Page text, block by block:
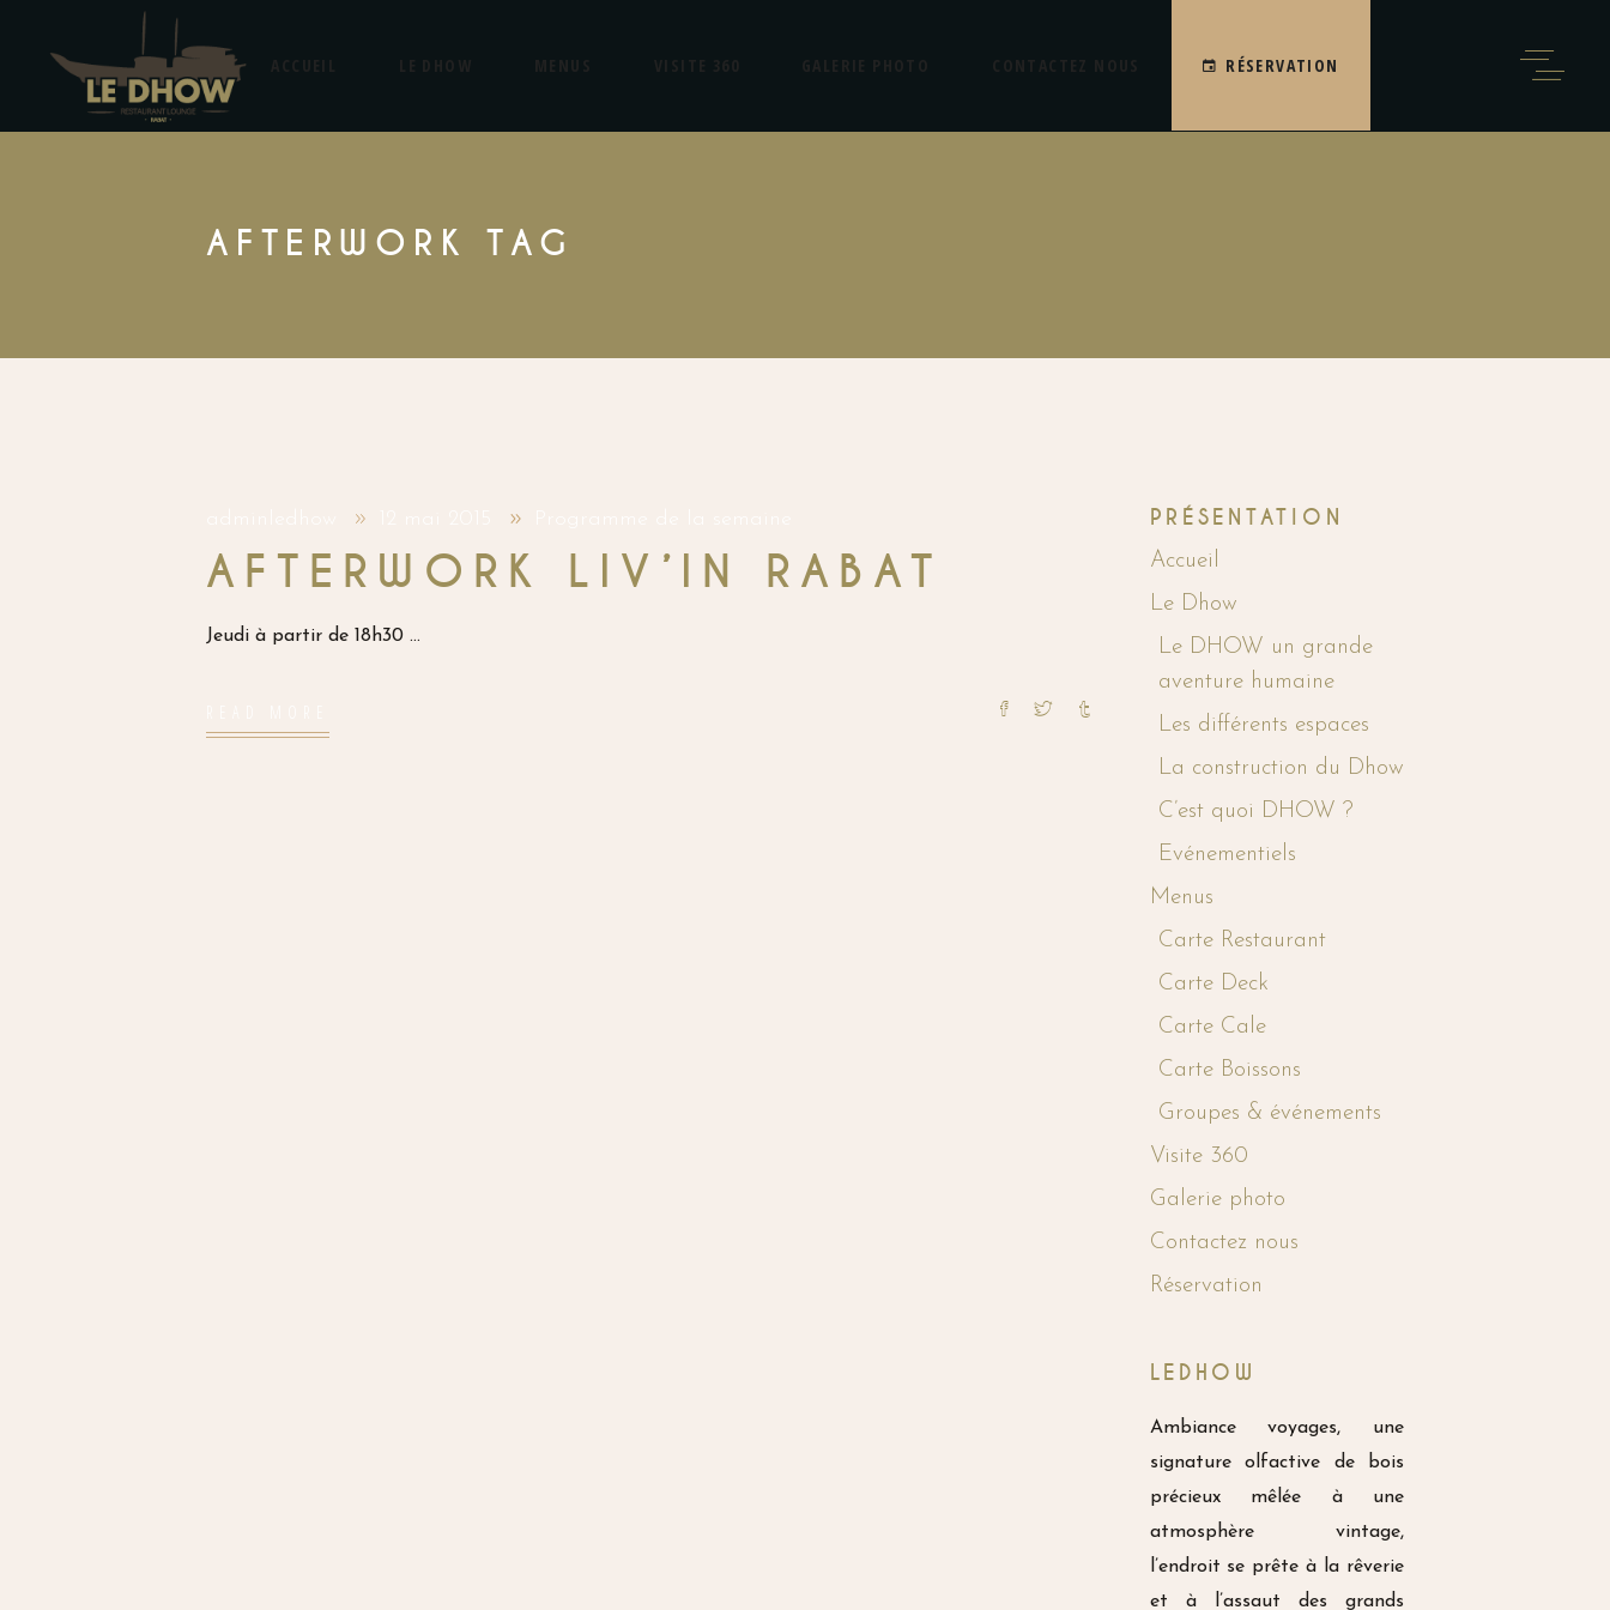
RÉSERVATION
AFTERWORK TAG
AFTERWORK LIV’IN RABAT
Jeudi à partir de 18h30
PRÉSENTATION
Accueil
Le Dhow
Le DHOW un grande
aventure humaine
Les différents espaces
La construction du Dhow
C’est quoi DHOW ?
Evénementiels
Menus
Carte Restaurant
Carte Deck
Carte Cale
Carte Boissons
Groupes & événements
Visite 360
Galerie photo
Contactez nous
Réservation
LEDHOW
Ambiance voyages, une
signature olfactive de bois
précieux mêlée à une
atmosphère vintage,
l’endroit se prête à la rêverie
et à l’assaut des grands